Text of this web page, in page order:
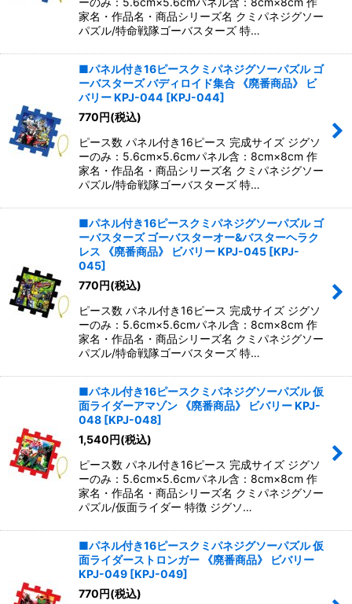
家名・作品名・商品シリーズ名 クミパネジグソー
パズル/特命戦隊ゴーバスターズ 特…
■パネル付き16ピースクミパネジグソーパズル ゴ
ーバスターズ バディロイド集合 《廃番商品》 ビ
バリー KPJ-044 [KPJ-044]
770円(税込)
ピース数 パネル付き16ピース 完成サイズ ジグソ
ーのみ：5.6cm×5.6cmパネル含：8cm×8cm 作
家名・作品名・商品シリーズ名 クミパネジグソー
パズル/特命戦隊ゴーバスターズ 特…
■パネル付き16ピースクミパネジグソーパズル ゴ
ーバスターズ ゴーバスターオー&バスターヘラク
レス 《廃番商品》 ビバリー KPJ-045 [KPJ-
045]
770円(税込)
ピース数 パネル付き16ピース 完成サイズ ジグソ
ーのみ：5.6cm×5.6cmパネル含：8cm×8cm 作
家名・作品名・商品シリーズ名 クミパネジグソー
パズル/特命戦隊ゴーバスターズ 特…
■パネル付き16ピースクミパネジグソーパズル 仮
面ライダーアマゾン 《廃番商品》 ビバリー KPJ-
048 [KPJ-048]
1,540円(税込)
ピース数 パネル付き16ピース 完成サイズ ジグソ
ーのみ：5.6cm×5.6cmパネル含：8cm×8cm 作
家名・作品名・商品シリーズ名 クミパネジグソー
パズル/仮面ライダー 特徴 ジグソ…
■パネル付き16ピースクミパネジグソーパズル 仮
面ライダーストロンガー 《廃番商品》 ビバリー
KPJ-049 [KPJ-049]
770円(税込)